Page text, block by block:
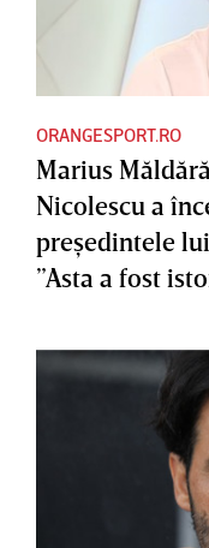
ORANGESPORT.RO
Marius
Nicolescu a
preşedintele
”Asta a fost